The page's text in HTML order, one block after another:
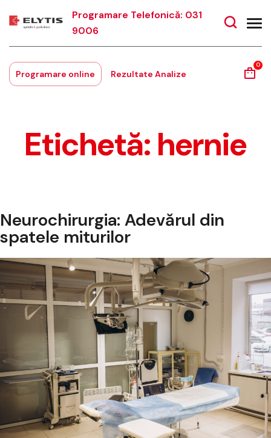
Programare Telefonică: 031
9006
Programare online Rezultate Analize
0
Etichetă: hernie
Neurochirurgia: Adevărul din
spatele miturilor